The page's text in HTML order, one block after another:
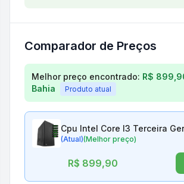
Comparador de Preços
Comparação de preços para
Melhor preço encontrado: R$
Bahia
Produto atual
Cpu Intel Core I3 Terceira
(Atual)(Melhor preço)
R$ 899,90